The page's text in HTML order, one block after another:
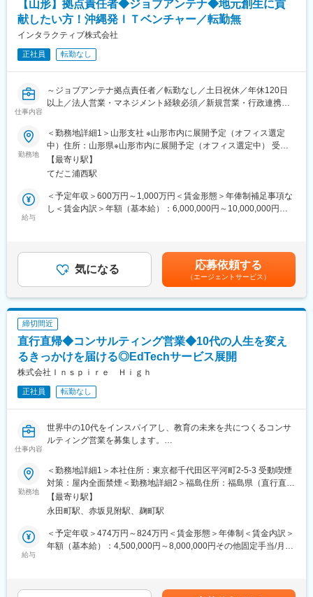
・チーム連携、業務改善の提案
・ふるさと納税イベントや自治体案件の企画運営
■こんな方におすすめ！
・地方創生や地域活性化に強い関心がある方
・地元に貢献したい、地域を盛り上げたいという想いをお持ちの
方
・単なる営業ではなく、「人」と「企業」をつなぐ価値創出にや
りがいを感じる方
・IPOを目指す企業で、組織づくりや事業拡大に主体的に関わりた
い方
■チーム構成：
３～5名の営業がおります！
■キャリアステップについて
メンバー（法人営業）→マネージャー→支社長代理（拠点マネジ
メント補佐）→拠点長（支社長）
■当社について
沖縄のセールスチームは現在3名+マネージャーの体制です。
インタラクティブ株式会社は2030年までの上場（IPO）を目指
し、事業・組織ともに拡大フェーズにあります。
・売上規模：100億円を目標
・時価総額：300億円規模を目指す
・「沖縄発IT企業としての上場」を掲げ、全国展開を推進
上場を見据え、現在は中核事業である「ジョブアンテナ」の成長
を加速中。
事業拡大と拠点展開に向け、社会的信頼の獲得＝IPO実現を重要戦
略としています。
変更の範囲：会社の定める業務
【山形】拠点責任者◆ジョブアンテナ◆地元創生に貢
献したい方！沖縄発ＩＴベンチャー／転勤無
インタラクティブ株式会社
正社員 転勤なし
仕事内容
～ジョブアンテナ拠点責任者／転勤なし／土日祝休／年休120日
以上／法人営業・マネジメント経験必須／新規営業・行政連携・
充実◎～
▼募集背景
当社は2015年に沖縄にて地域特化型の求人マッチングサービスを
スタートさせました。沖縄最大級の求人マッチングサービスとし
て成長した後、北海道、福岡、熊本、京都など全国でサービス拡
大を実施。
この度は、東北エリア（山形）でのサービス拡大へ向けて牽引い
ただける方を求めております。
ます。
（具体的な業務内容）
・新規営業活動
・行政との連携
・拠点立ち上げ
・予算策定
※ご入社後は、ご自身もプレイヤーとして牽引・ご活躍いただきた
っていく想定です。
■インタラクティブについて：
沖縄発のインターネットベンチャー企業です。2022年からは「地
ング事業と人材事業を中核に地域に最適化した事業を生み出し、
北海道および福岡、熊本をはじめ、新たな地域へとエリアを広げ
勤務地
＜勤務地詳細1＞山形支社 ※山形市内に展開予定（オフィス選定
中）住所：山形県※山形市内に展開予定（オフィス選定中） 受動
喫煙対策：敷地内喫煙可能場所あり＜勤務地詳細2＞本社住所：沖
縄県宜野湾市大山3-11-32 受動喫煙対策：敷地内全面禁煙
【最寄り駅】
てだこ浦西駅
給与
＜予定年収＞600万円～1,000万円＜賃金形態＞年俸制補足事項な
し＜賃金内訳＞年額（基本給）：6,000,000円～10,000,000円＜
を通じて上下する可能性があります。月給(月額)は固定手当を含め
た表記です。気になる 応募依頼する
（エージェントサービス）
締切間近
直行直帰◆コンサルティング営業◆10代の人生を変え
るきっかけを届ける◎EdTechサービス展開
株式会社Ｉｎｓｐｉｒｅ Ｈｉｇｈ
正社員 転勤なし
仕事内容
世界中の10代をインスパイアし、教育の未来を共につくるコンサ
ルティング営業を募集します。
校へ新しい学びの選択肢を届ける挑戦をしませんか。
■仕事内容
全国の中学・高校へ自社教育プログラムの提案から導入後の活用
支援、継続提案までを一貫して担当します。
・テレアポやセミナーで獲得したリードへのアプローチ、新規提
案
・導入後の年間計画策定や授業企画などの活用支援
勤務地
＜勤務地詳細1＞本社住所：東京都千代田区平河町2-5-3 受動喫煙
対策：屋内全面禁煙＜勤務地詳細2＞福島住所：福島県（直行直
帰） 受動喫煙対策：屋内全面禁煙＜勤務地詳細3＞山形住所：山
形県（直行直帰） 受動喫煙対策：屋内全面禁煙変更の範囲：会社
【最寄り駅】
永田町駅、赤坂見附駅、麹町駅
給与
＜予定年収＞474万円～824万円＜賃金形態＞年俸制＜賃金内訳＞
年額（基本給）：4,500,000円～8,000,000円その他固定手当/月：